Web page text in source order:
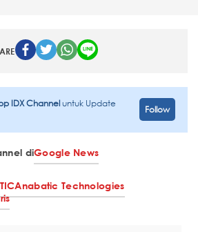
IDX Channeluntuk Update
Follow
diGoogle News
Anabatic Technologies